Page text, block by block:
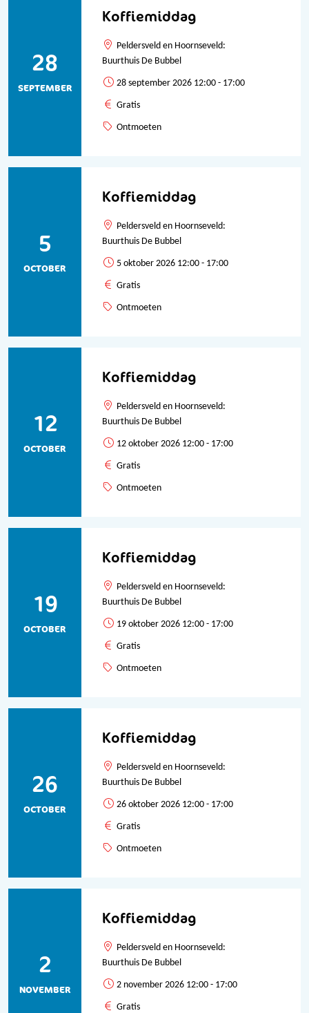
Koffiemiddag
28
SEPTEMBER
Peldersveld en Hoornseveld:
Buurthuis De Bubbel
28 september 2026 12:00 - 17:00
Gratis
Ontmoeten
Koffiemiddag
5
OCTOBER
Peldersveld en Hoornseveld:
Buurthuis De Bubbel
5 oktober 2026 12:00 - 17:00
Gratis
Ontmoeten
Koffiemiddag
12
OCTOBER
Peldersveld en Hoornseveld:
Buurthuis De Bubbel
12 oktober 2026 12:00 - 17:00
Gratis
Ontmoeten
Koffiemiddag
19
OCTOBER
Peldersveld en Hoornseveld:
Buurthuis De Bubbel
19 oktober 2026 12:00 - 17:00
Gratis
Ontmoeten
Koffiemiddag
26
OCTOBER
Peldersveld en Hoornseveld:
Buurthuis De Bubbel
26 oktober 2026 12:00 - 17:00
Gratis
Ontmoeten
Koffiemiddag
2
NOVEMBER
Peldersveld en Hoornseveld:
Buurthuis De Bubbel
2 november 2026 12:00 - 17:00
Gratis